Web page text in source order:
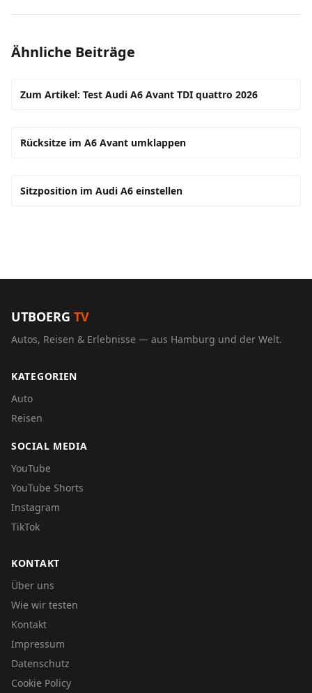
Ähnliche Beiträge
Zum Artikel: Test Audi A6 Avant TDI quattro 2026
Rücksitze im A6 Avant umklappen
Sitzposition im Audi A6 einstellen
UTBOERG TV
Autos, Reisen & Erlebnisse — aus Hamburg und der Welt.
KATEGORIEN
Auto
Reisen
SOCIAL MEDIA
YouTube
YouTube Shorts
Instagram
TikTok
KONTAKT
Über uns
Wie wir testen
Kontakt
Impressum
Datenschutz
Cookie Policy